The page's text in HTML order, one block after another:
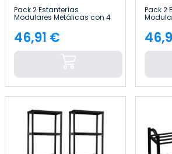
Pack 2 Estanterías
Modulares Metálicas con 4
Thinia Home
Precio
46,91 €
Pack 2
Thinia